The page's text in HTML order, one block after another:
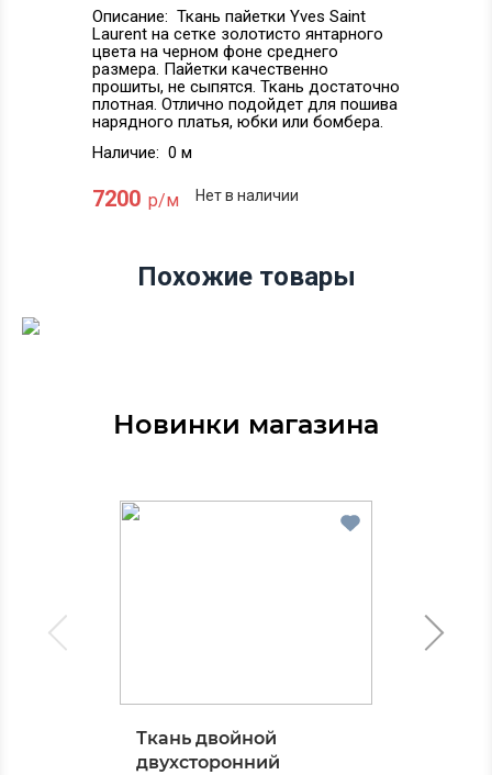
Описание: Ткань пайетки Yves Saint
Laurent на сетке золотисто янтарного
цвета на черном фоне среднего
размера. Пайетки качественно
прошиты, не сыпятся. Ткань достаточно
плотная. Отлично подойдет для пошива
нарядного платья, юбки или бомбера.
Наличие: 0 м
7200 р/м Нет в наличии
Похожие товары
Новинки магазина
Ткань двойной
двухсторонний